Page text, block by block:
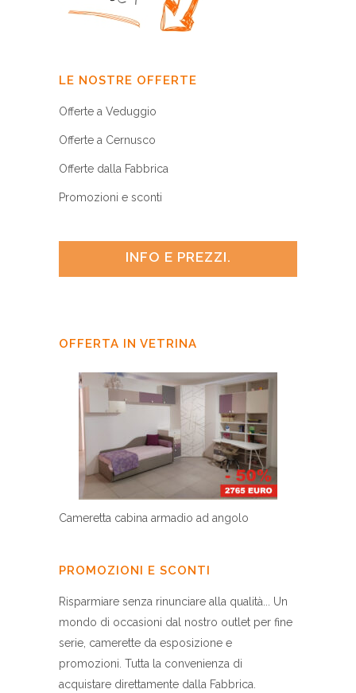
LE NOSTRE OFFERTE
Offerte a Veduggio
Offerte a Cernusco
Offerte dalla Fabbrica
Promozioni e sconti
INFO E PREZZI.
OFFERTA IN VETRINA
Cameretta cabina armadio ad angolo
PROMOZIONI E SCONTI
Risparmiare senza rinunciare alla qualità... Un
mondo di occasioni dal nostro outlet per fine
serie, camerette da esposizione e
promozioni. Tutta la convenienza di
acquistare direttamente dalla Fabbrica.